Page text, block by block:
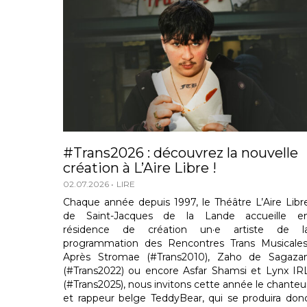
#Trans2026 : découvrez la nouvelle
création à L’Aire Libre !
02.07.2026 LIRE
Chaque année depuis 1997, le Théâtre L’Aire
de Saint-Jacques de la Lande accueille
résidence de création un·e artiste de
programmation des Rencontres Trans
Après Stromae (#Trans2010), Zaho de
(#Trans2022) ou encore Asfar Shamsi et Lynx
(#Trans2025), nous invitons cette année le
et rappeur belge TeddyBear, qui se produira